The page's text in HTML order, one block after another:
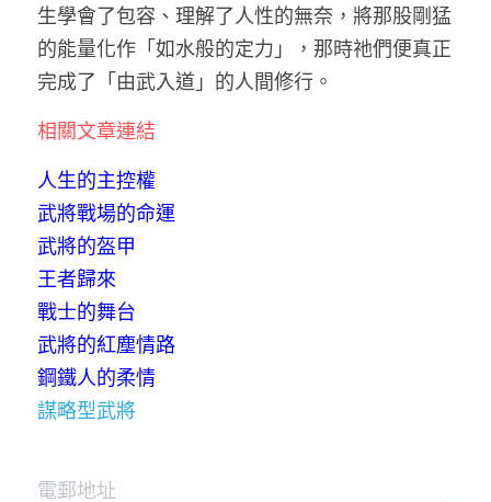
生學會了包容、理解了人性的無奈，將那股剛猛
的能量化作「如水般的定力」，那時祂們便真正
完成了「由武入道」的人間修行。
相關文章連結
人生的主控權
武將戰場的命運
武將的盔甲
王者歸來
戰士的舞台
武將的紅塵情路
鋼鐵人的柔情
謀略型武將